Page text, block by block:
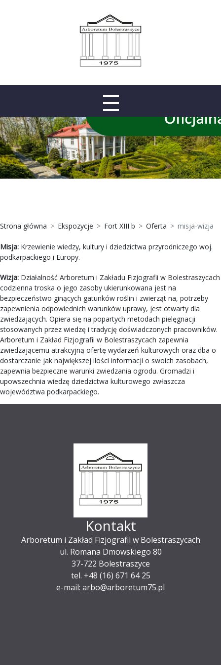
Strona główna Ekspozycje Fort XIII b Oferta misja-wizja
Misja: Krzewienie wiedzy, kultury i dziedzictwa przyrodniczego woj.
podkarpackiego i Europy.
Wizja: Działalność Arboretum i Zakładu Fizjografii w Bolestraszycach
codzienna troska o jego zasoby ukierunkowana jest na
bezpieczeństwo ginących gatunków roślin i zwierząt na, potrzeby
zapewnienia odpowiednich warunków uprawy, jest otwarty dla
zwiedzających. Opiera się na popartych metodach pielęgnacji
stosowanych przez wiedzę i tradycję doświadczonych pracowników.
Arboretum i Zakład Fizjografii w Bolestraszycach zapewnia
zwiedzającemu atrakcyjną ofertę wydarzeń kulturowych oraz dba o
dostarczanie jak największej ilości informacji o swoich zasobach,
zapewnia bezpieczne warunki zwiedzania ogrodu. Gromadzi i
upowszechnia wiedzę dziedzictwa kulturowego zwłaszcza
województwa podkarpackiego.
Kontakt
Arboretum i Zakład Fizjografii w Bolestraszycach
ul. Romana Dmowskiego 80
37-722 Bolestraszyce
tel. +48 (16) 671 64 25
e-mail: arbo@arboretum75.pl